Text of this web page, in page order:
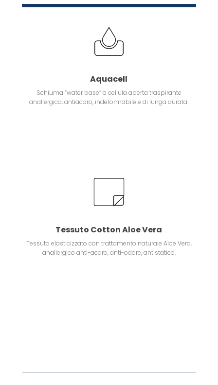
Aquacell
Schiuma “water base” a cellula aperta traspirante
anallergica, antiacaro, indeformabile e di lunga durata.
Tessuto Cotton Aloe Vera
Tessuto elasticizzato con trattamento naturale Aloe Vera,
anallergico anti-acaro, anti-odore, antistatico.